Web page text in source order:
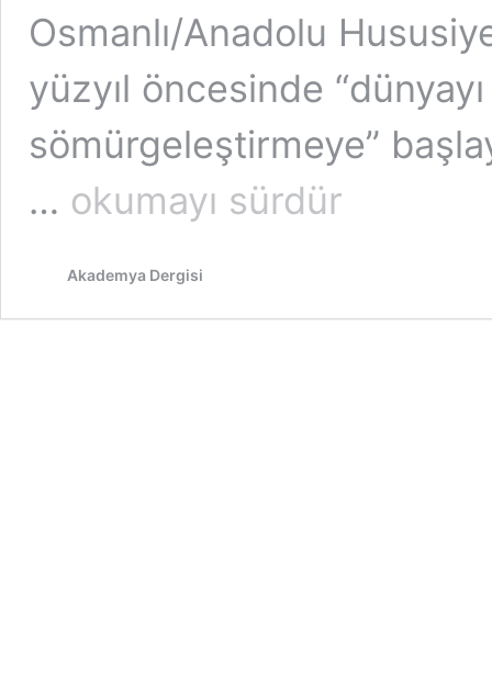
Osmanlı/Anadolu
yüzyıl öncesinde
sömürgeleştirmeye”
…
DEMİRYOLU
DOSYASI
(Sömürü
“Batılılaşma-
okumayı sürdür
Akademya Dergisi